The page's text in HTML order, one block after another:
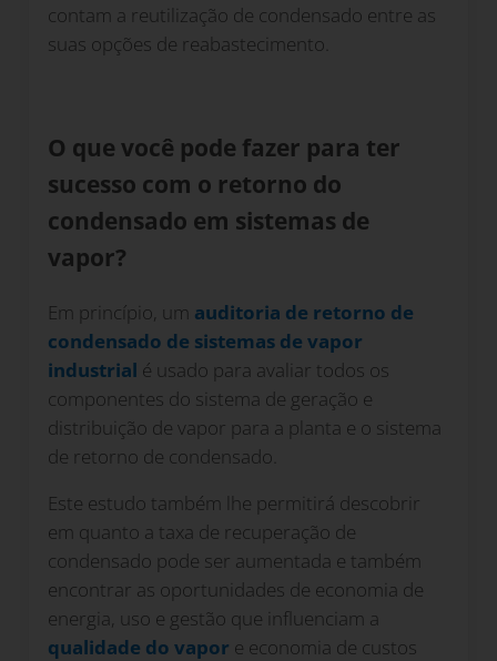
contam a reutilização de condensado entre as
suas opções de reabastecimento.
O que você pode fazer para ter
sucesso com o retorno do
condensado em sistemas de
vapor?
Em princípio, um auditoria de retorno de
condensado de sistemas de vapor
industrial é usado para avaliar todos os
componentes do sistema de geração e
distribuição de vapor para a planta e o sistema
de retorno de condensado.
Este estudo também lhe permitirá descobrir
em quanto a taxa de recuperação de
condensado pode ser aumentada e também
encontrar as oportunidades de economia de
energia, uso e gestão que influenciam a
qualidade do vapor e economia de custos